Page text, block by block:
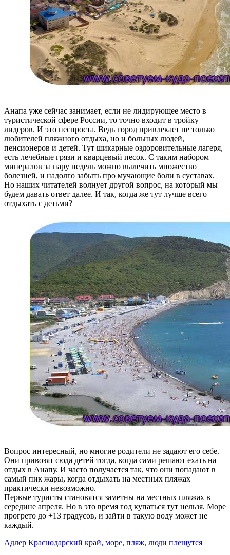
Анапа уже сейчас занимает, если не лидирующее место в
туристической сфере России, то точно входит в тройку
лидеров. И это неспроста. Ведь город привлекает не только
любителей пляжного отдыха, но и больных людей,
пенсионеров и детей. Тут шикарные оздоровительные лагеря,
есть лечебные грязи и кварцевый песок. С таким набором
минералов за пару недель можно вылечить множество
болезней, и надолго забыть про мучающие боли в суставах.
Но наших читателей волнует другой вопрос, на который мы
будем давать ответ далее. И так, когда же тут лучше всего
отдыхать с детьми?
Вопрос интересный, но многие родители не задают его себе.
Они привозят сюда детей тогда, когда сами решают ехать на
отдых в Анапу. И часто получается так, что они попадают в
самый пик жары, когда отдыхать на местных пляжах
практически невозможно.
Первые туристы становятся заметны на местных пляжах в
середине апреля. Но в это время год купаться тут нельзя. Море
прогрето до +13 градусов, и зайти в такую воду может не
каждый.
Адлер Краснодарский край, море, пляж, люди плещутся